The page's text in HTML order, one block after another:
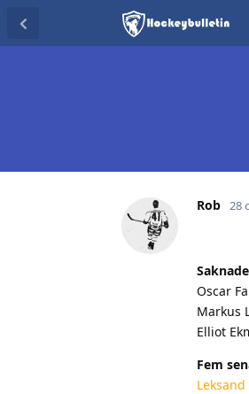
Rob 28
Oscar
Markus
Elliot
Fem